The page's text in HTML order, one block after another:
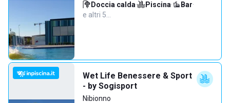
Doccia calda· Piscina· Bar·
e altri 5…
Wet Life Benessere & Sport
- by Sogisport
Nibionno